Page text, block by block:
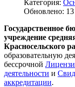
Категория:
Обновлено:
Государственное
учреждение
Красносельского
образовательную
бессрочной
деятельности и
аккредитации.